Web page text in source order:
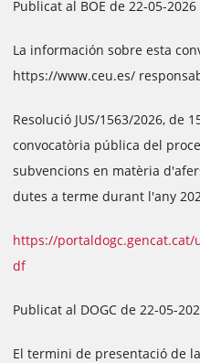
Publicat al BOE de 22-05-2026
La información sobre esta
https://www.ceu.es/
Resolució JUS/1563/2026, de
convocatòria pública del
subvencions en matèria
dutes a terme durant l'any
https://portaldogc.gencat.cat/
df
Publicat al DOGC de 22-05-
El termini de presentació de